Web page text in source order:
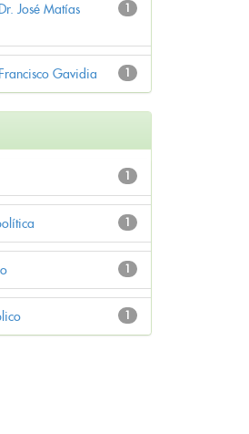
1
José Matías
1
Gavidia
1
1
1
1